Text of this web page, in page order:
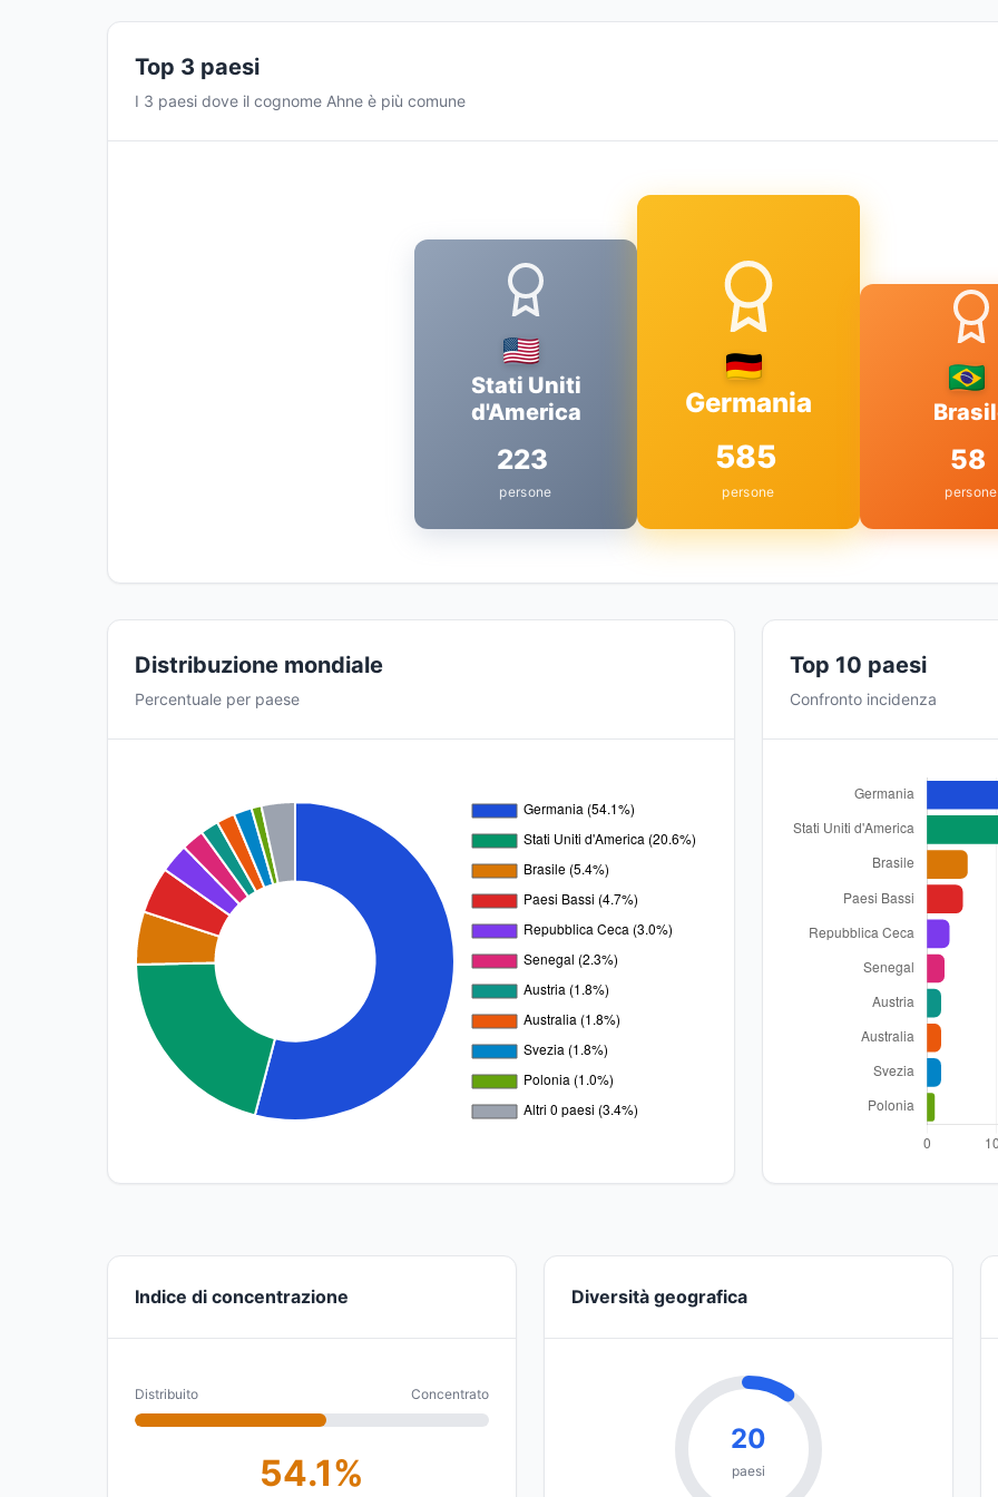
Top 3 paesi
I 3 paesi dove il cognome Ahne è più comune
Stati Uniti
d'America
223
persone
Germania
585
persone
58
persone
Distribuzione mondiale
Percentuale per paese
Top 10 paesi
Confronto incidenza
Indice di concentrazione
Distribuito Concentrato
54.1%
Diversità geografica
20
paesi